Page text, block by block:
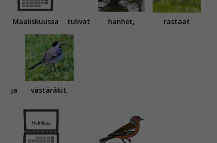
Maaliskuussa tulivat hanhet, rastaat
ja västäräkit.